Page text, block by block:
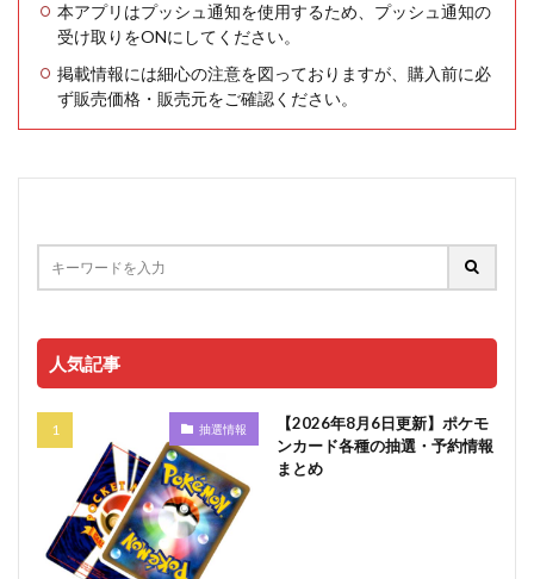
本アプリはプッシュ通知を使用するため、プッシュ通知の
受け取りをONにしてください。
掲載情報には細心の注意を図っておりますが、購入前に必
ず販売価格・販売元をご確認ください。
人気記事
抽選情報
【2026年8月6日更新】ポケモ
ンカード各種の抽選・予約情報
まとめ